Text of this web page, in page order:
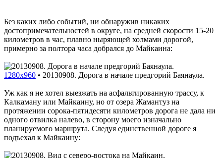
Без каких либо событий, ни обнаружив никаких
достопримечательностей в округе, на средней скорости 15-20
километров в час, плавно ныряющей холмами дорогой,
примерно за полтора часа добрался до Майкаина:
1280x960 • 20130908. Дорога в начале предгорий Баянаула.
Уж как я не хотел выезжать на асфальтированную трассу, к
Калкаману или Майкаину, но от озера Жамантуз на
протяжении сорока-пятидесяти километров дорога не дала ни
одного отвилка налево, в сторону моего изначально
планируемого маршрута. Следуя единственной дороге я
подъехал к Майкаину: